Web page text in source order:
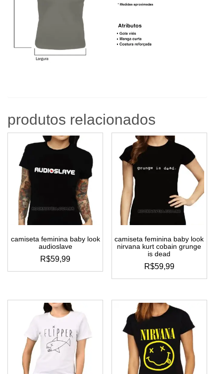
produtos relacionados
camiseta feminina baby look
audioslave
R$59,99
este
várias
variantes.
opções
podem
ser
escolhidas
camiseta feminina baby look
nirvana kurt cobain grunge
is dead
R$59,99
este
tem
várias
variantes.
as
opções
podem
ser
escolhidas